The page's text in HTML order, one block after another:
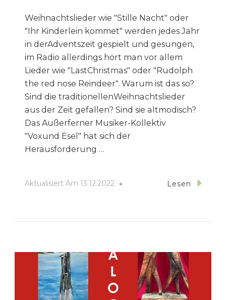
Weihnachtslieder wie "Stille Nacht" oder
"Ihr Kinderlein kommet" werden jedes Jahr
in derAdventszeit gespielt und gesungen,
im Radio allerdings hört man vor allem
Lieder wie "LastChristmas" oder "Rudolph
the red nose Reindeer". Warum ist das so?
Sind die traditionellenWeihnachtslieder
aus der Zeit gefallen? Sind sie altmodisch?
Das Außerferner Musiker-Kollektiv
"Voxund Esel" hat sich der
Herausforderung …
Aktualisiert Am 13.12.2022 Lesen